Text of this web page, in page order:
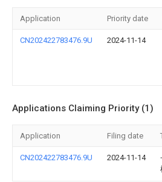
Application Priority date
CN202422783476.9U 2024-11-14
Applications Claiming Priority (1)
Application Filing date
CN202422783476.9U 2024-11-14